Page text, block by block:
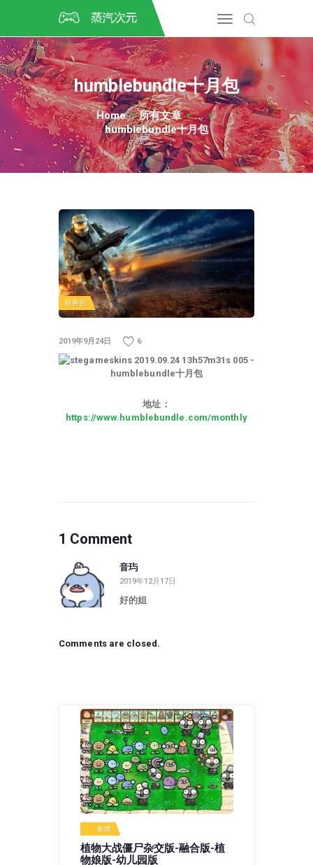
humblebundle十月包
Home 所有文章
...
humblebundle十月包
CSGO开箱
DOTA2开箱
开箱教程
CSGO/DOTA2/绝地求生第
三方开箱
COSPLAY
CSGO音乐盒
CSGO刀
CSGO箱子
慈善包
2019年9月24日 6
地址：
https://www.humblebundle.com/monthly
1 Comment
音玙
2019年12月17日
好的姐
Comments are closed.
新闻
植物大战僵尸杂交版-融合版-植
物娘版-幼儿园版